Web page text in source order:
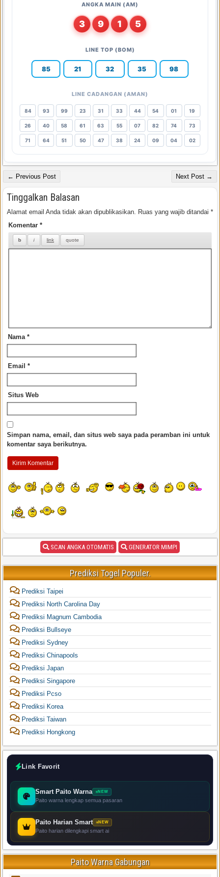
ANGKA MAIN (AM)
3 9 1 5
LINE TOP (BOM)
85 21 32 35 98
LINE CADANGAN (AMAN)
84 93 99 23 31 33 44 54 01 19
26 40 58 61 63 55 07 82 74 73
71 64 51 50 47 38 24 09 04 02
← Previous Post Next Post →
Tinggalkan Balasan
Alamat email Anda tidak akan dipublikasikan. Ruas yang wajib ditandai *
Komentar *
Nama *
Email *
Situs Web
Simpan nama, email, dan situs web saya pada peramban ini untuk
komentar saya berikutnya.
SCAN ANGKA OTOMATIS GENERATOR MIMPI
Prediksi Togel Populer.
Prediksi Taipei
Prediksi North Carolina Day
Prediksi Magnum Cambodia
Prediksi Bullseye
Prediksi Sydney
Prediksi Chinapools
Prediksi Japan
Prediksi Singapore
Prediksi Pcso
Prediksi Korea
Prediksi Taiwan
Prediksi Hongkong
Link Favorit
Smart Paito Warna NEW
Paito warna lengkap semua pasaran
Paito Harian Smart NEW
Paito harian dilengkapi smart ai
Paito Warna Gabungan